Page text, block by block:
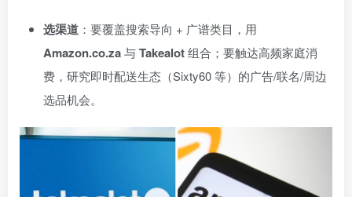
选渠道 ：要覆盖搜索导向 + 广谱类目，用
Amazon.co.za与Takealot组合；要触达高频家庭消
费，研究即时配送生态（Sixty60 等）的广告/联名/周边
选品机会。